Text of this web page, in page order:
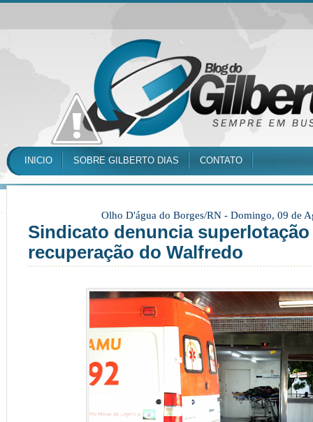
INICIO SOBRE GILBERTO DIAS CONTATO
Olho D'água do Borges/RN - Domingo, 09 de
Sindicato denuncia superlotação
recuperação do Walfredo